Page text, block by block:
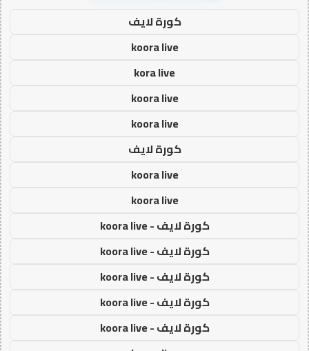
كورة لايف
koora live
kora live
koora live
koora live
كورة لايف
koora live
koora live
كورة لايف - koora live
كورة لايف - koora live
كورة لايف - koora live
كورة لايف - koora live
كورة لايف - koora live